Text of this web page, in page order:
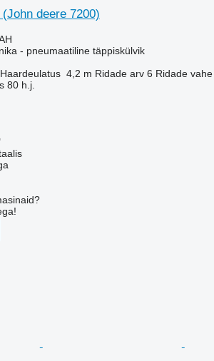
deere 7200)
- pneumaatiline täppiskülvik
Haardeulatus 4,2 m Ridade arv 6 Ridade vahe
80 h.j.